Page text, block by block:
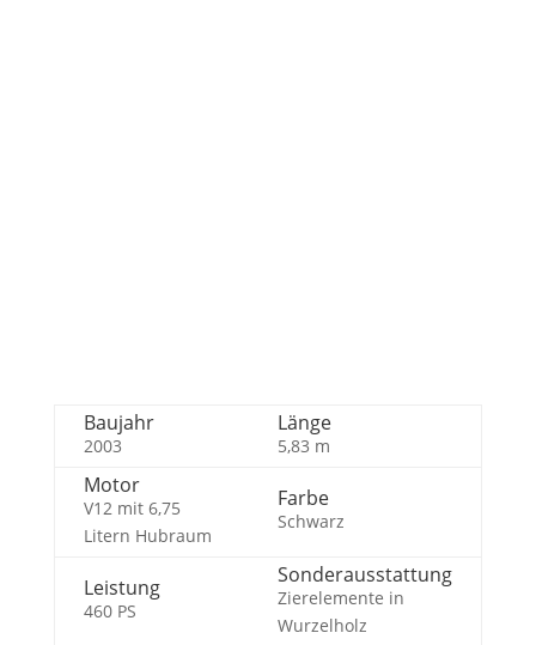
Baujahr
2003
Länge
5,83 m
Motor
V12 mit 6,75
Litern Hubraum
Farbe
Schwarz
Leistung
460 PS
Sonderausstattung
Zierelemente in
Wurzelholz